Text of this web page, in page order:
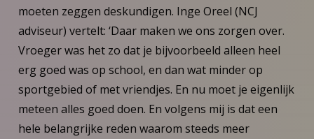
moeten zeggen deskundigen. Inge Oreel (NCJ
adviseur) vertelt: ‘Daar maken we ons zorgen over.
Vroeger was het zo dat je bijvoorbeeld alleen heel
erg goed was op school, en dan wat minder op
sportgebied of met vriendjes. En nu moet je eigenlijk
meteen alles goed doen. En volgens mij is dat een
hele belangrijke reden waarom steeds meer